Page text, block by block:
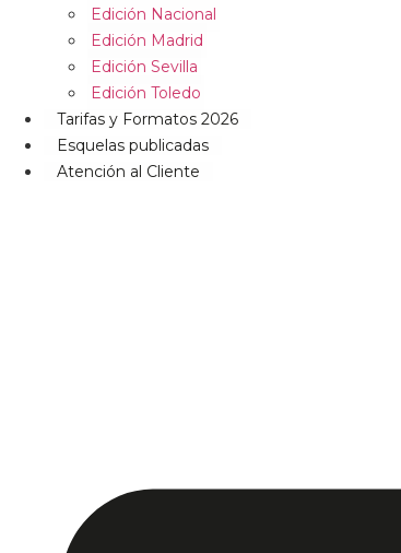
Edición Nacional
Edición Madrid
Edición Sevilla
Edición Toledo
Tarifas y Formatos 2026
Esquelas publicadas
Atención al Cliente